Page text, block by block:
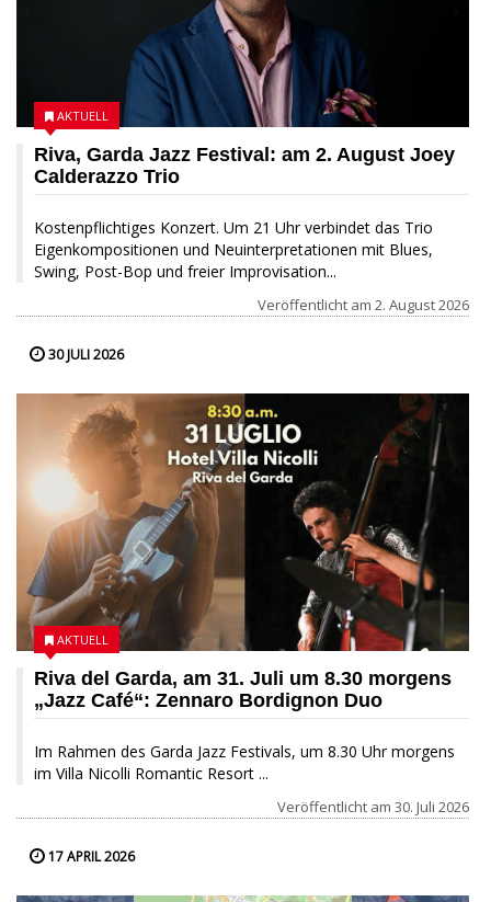
Riva, Garda Jazz Festival: am 2. August Joey
Calderazzo Trio
Kostenpflichtiges Konzert. Um 21 Uhr verbindet das Trio
Eigenkompositionen und Neuinterpretationen mit Blues,
Swing, Post-Bop und freier Improvisation...
AKTUELL
Veröffentlicht am 2. August 2026
30 JULI 2026
Riva del Garda, am 31. Juli um 8.30 morgens
„Jazz Café“: Zennaro Bordignon Duo
Im Rahmen des Garda Jazz Festivals, um 8.30 Uhr morgens
im Villa Nicolli Romantic Resort ...
AKTUELL
Veröffentlicht am 30. Juli 2026
17 APRIL 2026